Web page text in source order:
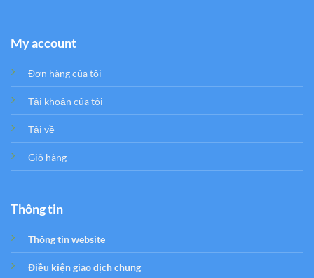
My account
Đơn hàng của tôi
Tải khoản của tôi
Tải về
Giỏ hàng
Thông tin
Thông tin website
Điều kiện giao dịch chung